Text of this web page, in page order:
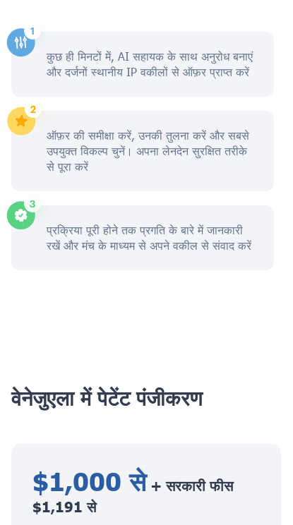
कुछ ही मिनटों में, AI सहायक के साथ अनुरोध बनाएं
और दर्जनों स्थानीय IP वकीलों से ऑफ़र प्राप्त करें
ऑफ़र की समीक्षा करें, उनकी तुलना करें और सबसे
उपयुक्त विकल्प चुनें। अपना लेनदेन सुरक्षित तरीके
से पूरा करें
प्रक्रिया पूरी होने तक प्रगति के बारे में जानकारी
रखें और मंच के माध्यम से अपने वकील से संवाद करें
वेनेजुएला में पेटेंट पंजीकरण
$1,000 से + सरकारी फीस
$1,191 से